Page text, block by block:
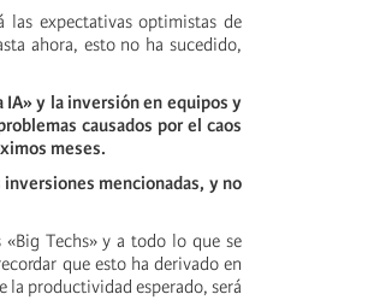
las expectativas optimistas de
ahora, esto no ha sucedido,
y la inversión en equipos y
causados por el caos
meses.
mencionadas, y no
Techs» y a todo lo que se
que esto ha derivado en
la productividad esperado, será